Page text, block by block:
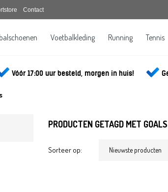
Contact
Voetbalkleding Running Tennis
Vóór 17:00 uur besteld, morgen in huis!
PRODUCTEN GETAGD MET GOALS
Sorteer op: